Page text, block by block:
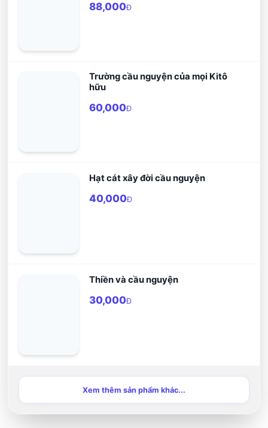
88,000Đ
Trường cầu nguyện của mọi Kitô
hữu
60,000Đ
Hạt cát xây đời cầu nguyện
40,000Đ
Thiền và cầu nguyện
30,000Đ
Xem thêm sản phẩm khác...